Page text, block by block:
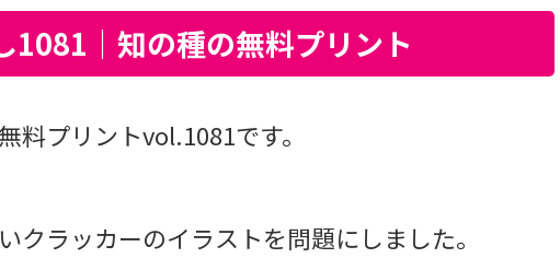
1081｜知の種の無料プリント
料プリントvol.1081です。
クラッカーのイラストを問題にしました。